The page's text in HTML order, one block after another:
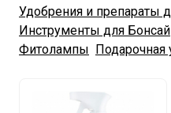
Удобрения и препараты
Инструменты для Бонсай
Фитолампы Подарочная